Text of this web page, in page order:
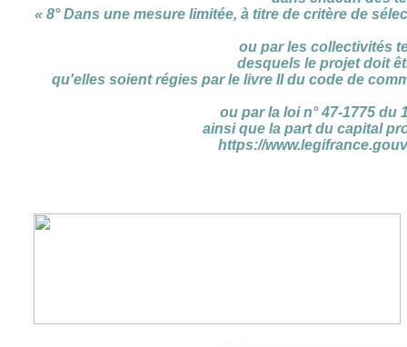
« 8° Dans une mesure limitée, à titre de critère de
ou par les collectivités
desquels le projet doit
qu'elles soient régies par le livre II du code de
ou par la loi n° 47-1775
ainsi que la part du capital
https://